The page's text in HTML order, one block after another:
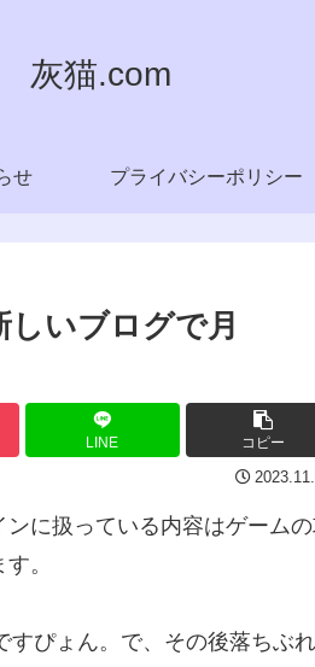
灰猫.com
せ プライバシーポリシー
いブログで月
LINE コピー
に扱っている内容はゲーム
。
ぴょん。で、その後落ちぶ